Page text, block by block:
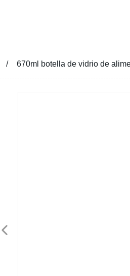
670ml botella de vidrio de